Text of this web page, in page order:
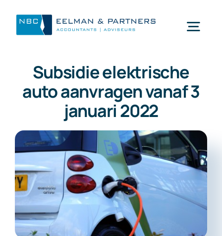
inhoud
Wat doen wij
Wie zijn wij
Mijn NBC Eelman & Partners
Nieuws
Werken bij
Subsidie elektrische
auto aanvragen vanaf 3
januari 2022